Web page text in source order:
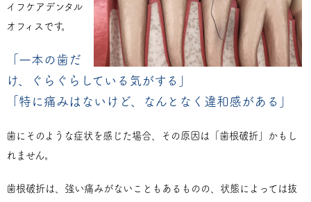
イフケアデンタル
オフィスです。
「一本の歯だ
け、ぐらぐらしている気がする」
「特に痛みはないけど、なんとなく違和感がある」
歯にそのような症状を感じた場合、その原因は「歯根破折」かもし
れません。
歯根破折は、強い痛みがないこともあるものの、状態によっては抜